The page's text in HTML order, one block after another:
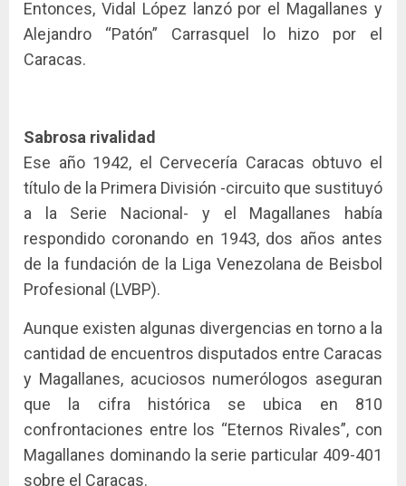
Entonces, Vidal López lanzó por el Magallanes y
Alejandro “Patón” Carrasquel lo hizo por el
Caracas.
Sabrosa rivalidad
Ese año 1942, el Cervecería Caracas obtuvo el
título de la Primera División -circuito que sustituyó
a la Serie Nacional- y el Magallanes había
respondido coronando en 1943, dos años antes
de la fundación de la Liga Venezolana de Beisbol
Profesional (LVBP).
Aunque existen algunas divergencias en torno a la
cantidad de encuentros disputados entre Caracas
y Magallanes, acuciosos numerólogos aseguran
que la cifra histórica se ubica en 810
confrontaciones entre los “Eternos Rivales”, con
Magallanes dominando la serie particular 409-401
sobre el Caracas.